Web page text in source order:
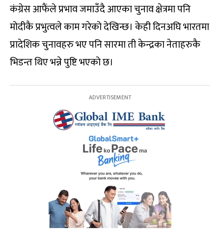
कंग्रेस आफैंले प्रभाव जमाउँदै आएका चुनाव क्षेत्रमा पनि
मोदीकै प्रभुत्वले काम गरेको देखिन्छ। केही दिनअघि भारतमा
प्रादेशिक चुनावहरु भए पनि सारमा ती केन्द्रका नेताहरुकै
भिडन्त थिए भन्ने पुष्टि भएको छ।